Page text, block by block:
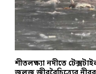
শীতলক্ষ্যা নদীতে